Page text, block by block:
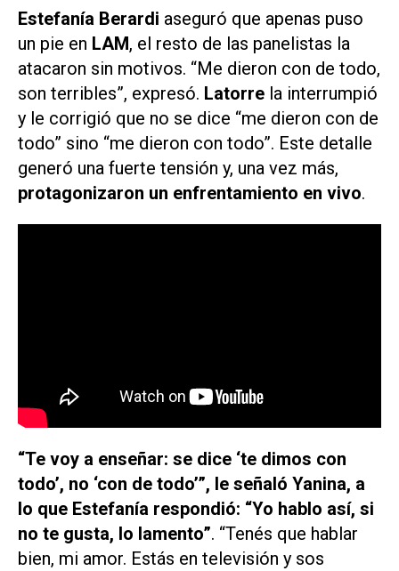
Estefanía Berardi aseguró que apenas puso
un pie en LAM, el resto de las panelistas la
atacaron sin motivos. “Me dieron con de todo,
son terribles”, expresó. Latorre la interrumpió
y le corrigió que no se dice “me dieron con de
todo” sino “me dieron con todo”. Este detalle
generó una fuerte tensión y, una vez más,
protagonizaron un enfrentamiento en vivo.
“Te voy a enseñar: se dice ‘te dimos con
todo’, no ‘con de todo’”, le señaló Yanina, a
lo que Estefanía respondió: “Yo hablo así, si
no te gusta, lo lamento”. “Tenés que hablar
bien, mi amor. Estás en televisión y sos